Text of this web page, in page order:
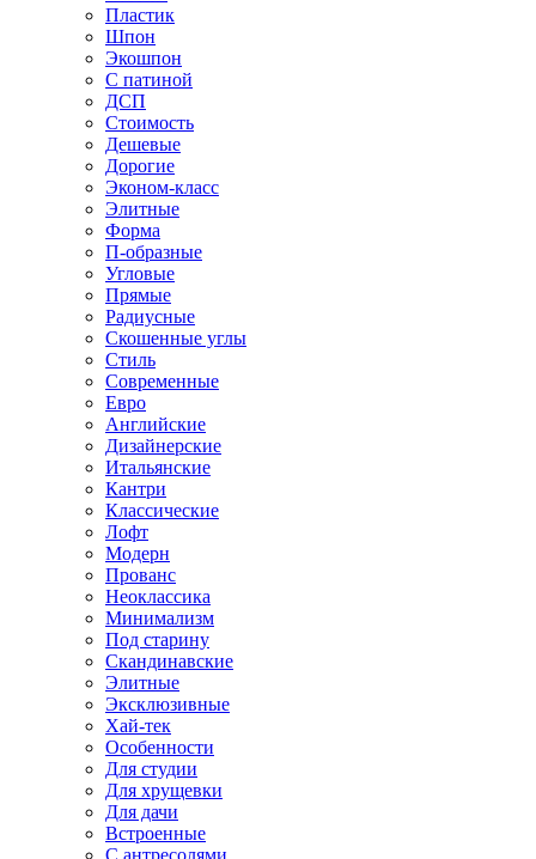
Пластик
Шпон
Экошпон
С патиной
ДСП
Стоимость
Дешевые
Дорогие
Эконом-класс
Элитные
Форма
П-образные
Угловые
Прямые
Радиусные
Скошенные углы
Стиль
Современные
Евро
Английские
Дизайнерские
Итальянские
Кантри
Классические
Лофт
Модерн
Прованс
Неоклассика
Минимализм
Под старину
Скандинавские
Элитные
Эксклюзивные
Хай-тек
Особенности
Для студии
Для хрущевки
Для дачи
Встроенные
С антресолями